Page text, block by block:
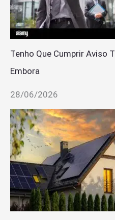
Tenho Que Cumprir Aviso
Embora
28/06/2026